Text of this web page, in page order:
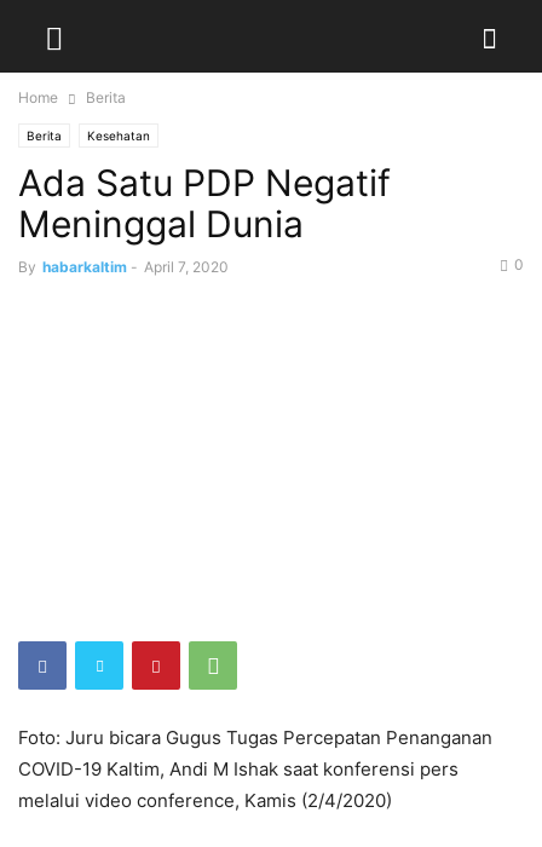
Home Berita
Berita Kesehatan
Ada Satu PDP Negatif
Meninggal Dunia
By habarkaltim - April 7, 2020 0
Foto: Juru bicara Gugus Tugas Percepatan Penanganan
COVID-19 Kaltim, Andi M Ishak saat konferensi pers
melalui video conference, Kamis (2/4/2020)